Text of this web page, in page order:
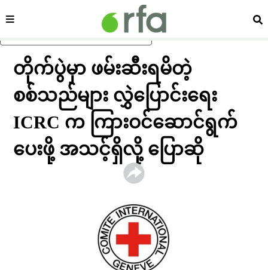
ပင်မအကြောင်းအရာသို့ ကျော်ရန်
ကဏ္ဍ ရှာ
တိုက်ပွဲမှာ ဖမ်းဆီးရမိတဲ့
စစ်သည်များ လွှဲပြောင်းရေး
ICRC က ကြားဝင်ဆောင်ရွက်
ပေးဖို့ အသင့်ရှိလို့ ပြောဆို